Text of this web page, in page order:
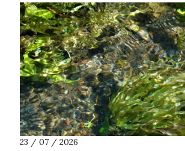
23 / 07 / 2026